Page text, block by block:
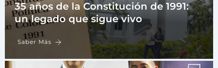
35 años de la Constitución de 1991:
un legado que sigue vivo
Saber Más